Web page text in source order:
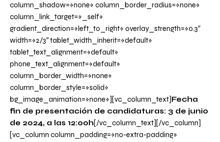
column_shadow=»none» column_border_radius=»none»
column_link_target=»_self»
gradient_direction=»left_to_right» overlay_strength=»0.3″
width=»2/3″ tablet_width_inherit=»default»
tablet_text_alignment=»default»
phone_text_alignment=»default»
column_border_width=»none»
column_border_style=»solid»
bg_image_animation=»none»][vc_column_text]Fecha
fin de presentación de candidaturas: 3 de junio
de 2024, a las 12:00h[/vc_column_text][/vc_column]
[vc_column column_padding=»no-extra-padding»